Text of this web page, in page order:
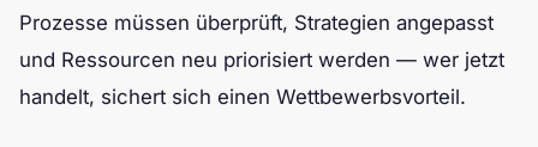
Prozesse müssen überprüft, Strategien angepasst
und Ressourcen neu priorisiert werden — wer jetzt
handelt, sichert sich einen Wettbewerbsvorteil.